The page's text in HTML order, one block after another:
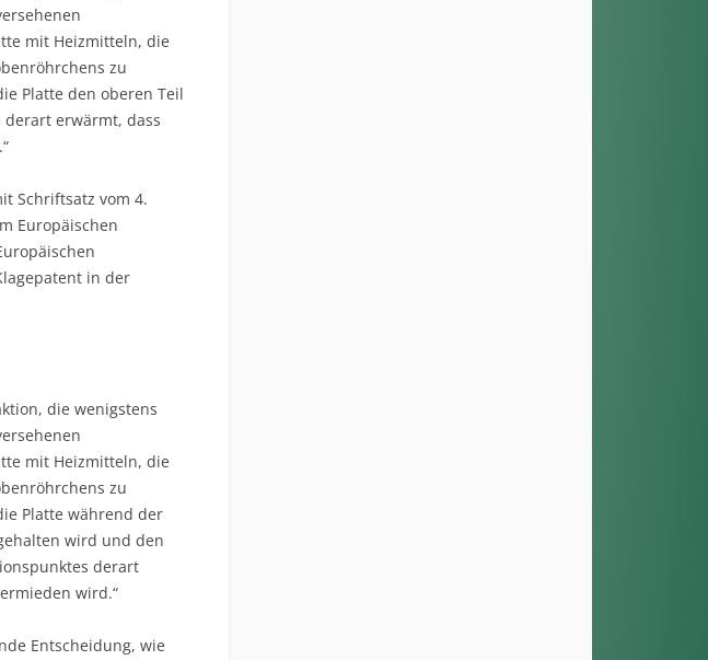
mit Heizmitteln, die
zu
Platte den oberen Teil
erwärmt, dass
Schriftsatz vom 4.
Europäischen
in der
die wenigstens
mit Heizmitteln, die
zu
Platte während der
wird und den
derart
wird.“
Entscheidung, wie